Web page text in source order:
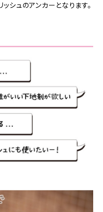
ッシュのアンカーとなります。